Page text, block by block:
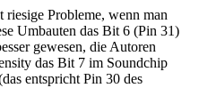
Probleme, wenn man
Umbauten das Bit 6 (Pin 31)
gewesen, die Autoren
das Bit 7 im Soundchip
entspricht Pin 30 des